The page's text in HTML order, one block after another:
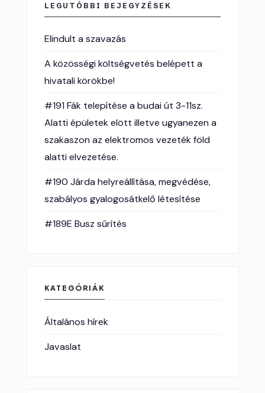
LEGUTÓBBI BEJEGYZÉSEK
Elindult a szavazás
A közösségi költségvetés belépett a
hivatali körökbe!
#191 Fák telepítése a budai út 3-11sz.
Alatti épületek elött illetve ugyanezen a
szakaszon az elektromos vezeték föld
alatti elvezetése.
#190 Járda helyreállítása, megvédése,
szabályos gyalogosátkelő létesítése
#189E Busz sűrítés
KATEGÓRIÁK
Általános hírek
Javaslat